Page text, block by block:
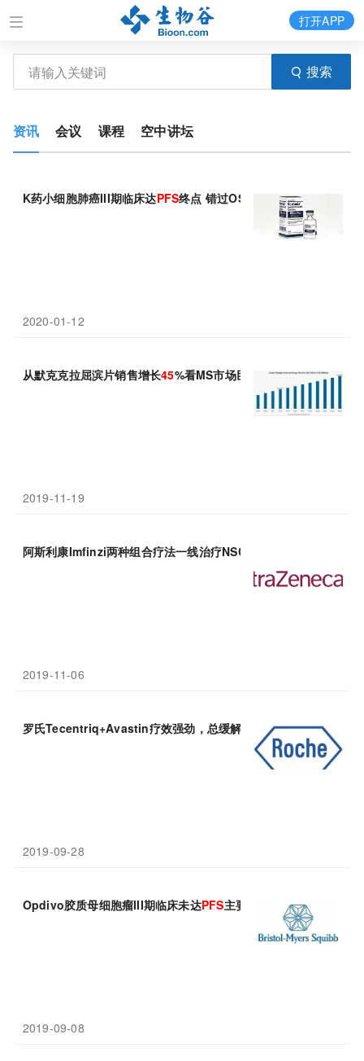
搜索
打开APP
资讯 会议 课程 空中讲坛
K药小细胞肺癌III期临床达PFS终点 错过OS终点
2020-01-12
从默克克拉屈滨片销售增长45%看MS市场巨大的“胃口”
2019-11-19
阿斯利康Imfinzi两种组合疗法一线治疗NSCLC均显著改善
2019-11-06
罗氏Tecentriq+Avastin疗效强劲，总缓解率36%，疾病进展/死亡
2019-09-28
Opdivo胶质母细胞瘤III期临床未达PFS主要终点
2019-09-08